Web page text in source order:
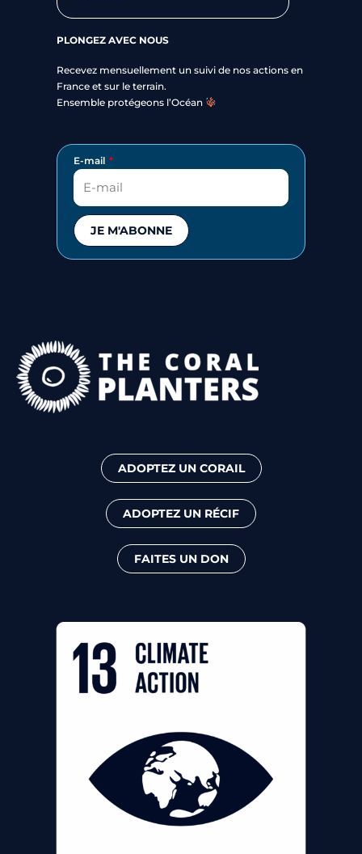
PLONGEZ AVEC NOUS
Recevez mensuellement un suivi de nos actions en
France et sur le terrain.
Ensemble protégeons l’Océan
E-mail
JE M'ABONNE
ADOPTEZ UN CORAIL
ADOPTEZ UN RÉCIF
FAITES UN DON